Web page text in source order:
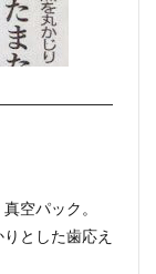
空パック。
とした歯応え